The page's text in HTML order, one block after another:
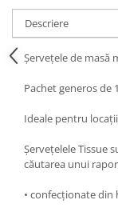
Descriere
Șervețele de masă
Pachet generos de
Ideale pentru
Șervețelele Tissue
căutarea unui
• confecționate din